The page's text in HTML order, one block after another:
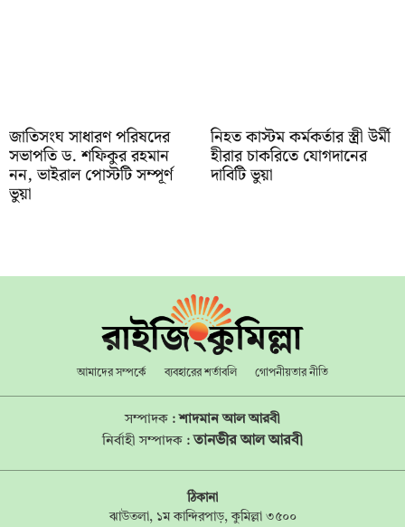
জাতিসংঘ সাধারণ পরিষদের
সভাপতি ড. শফিকুর রহমান
নন, ভাইরাল পোস্টটি সম্পূর্ণ
ভুয়া
নিহত কাস্টম কর্মকর্তার স্ত্রী উর্মী
হীরার চাকরিতে যোগদানের
দাবিটি ভুয়া
আমাদের সম্পর্কে ব্যবহারের শর্তাবলি গোপনীয়তার নীতি
সম্পাদক :শাদমান আল আরবী
নির্বাহী সম্পাদক : তানভীর আল আরবী
ঠিকানা
ঝাউতলা, ১ম কান্দিরপাড়, কুমিল্লা ৩৫০০